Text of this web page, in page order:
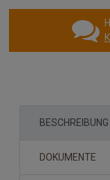
BESCHREIBUNG
DOKUMENTE